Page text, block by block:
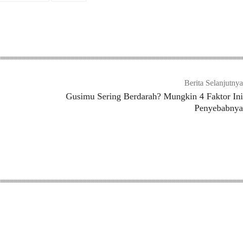
Berita Selanjutnya
Gusimu Sering Berdarah? Mungkin 4 Faktor Ini
Penyebabnya